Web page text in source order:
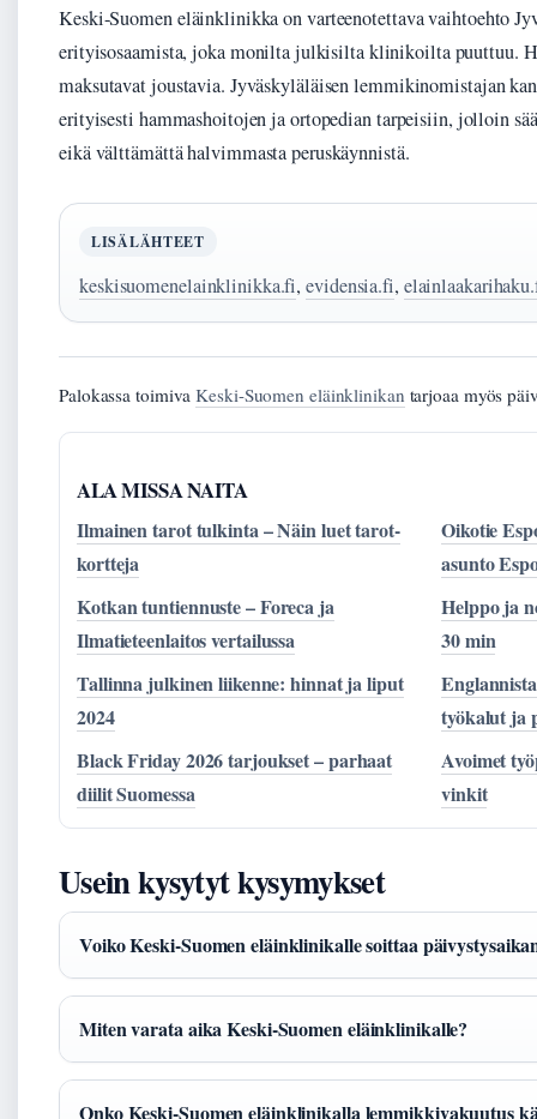
Keski-Suomen eläinklinikka on varteenotettava vaihtoehto
erityisosaamista, joka monilta julkisilta klinikoilta puuttuu.
maksutavat joustavia. Jyväskyläläisen lemmikinomistajan
erityisesti hammashoitojen ja ortopedian tarpeisiin, jolloin
eikä välttämättä halvimmasta peruskäynnistä.
LISÄLÄHTEET
keskisuomenelainklinikka.fi,evidensia.fi,
Palokassa toimivaKeski-Suomen eläinklinikan tarjoaa myös
ALA MISSA NAITA
Ilmainen tarot tulkinta – Näin luet tarot-
kortteja
Oikotie
asunto
Kotkan tuntiennuste – Foreca ja
Ilmatieteenlaitos vertailussa
Helppo ja
30 min
Tallinna julkinen liikenne: hinnat ja liput
2024
työkalut ja
Black Friday 2026 tarjoukset – parhaat
diilit Suomessa
Avoimet
vinkit
Usein kysytyt kysymykset
Voiko Keski-Suomen eläinklinikalle soittaa
Miten varata aika Keski-Suomen eläinklinikalle?
Onko Keski-Suomen eläinklinikalla lemmikkivakuutus